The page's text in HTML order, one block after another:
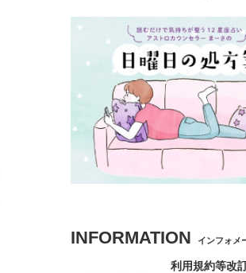
INFORMATION インフォメ
利用規約等改